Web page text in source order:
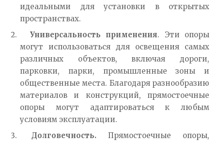
идеальными для установки в открытых
пространствах.
Универсальность применения. Эти опоры
могут использоваться для освещения самых
различных объектов, включая дороги,
парковки, парки, промышленные зоны и
общественные места. Благодаря разнообразию
материалов и конструкций, прямостоечные
опоры могут адаптироваться к любым
условиям эксплуатации.
Долговечность. Прямостоечные опоры,